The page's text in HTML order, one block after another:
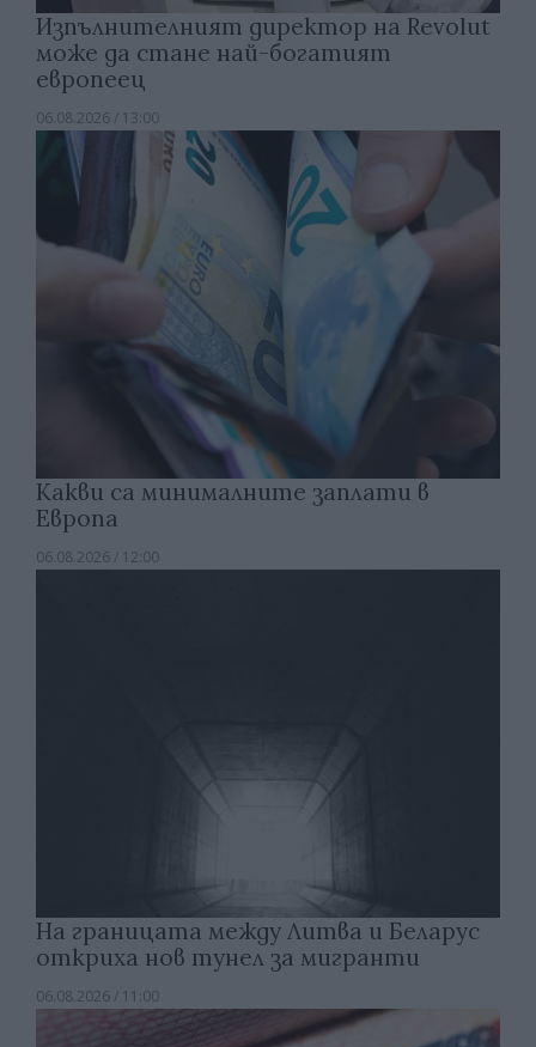
Изпълнителният директор на Revolut
може да стане най-богатият
европеец
06.08.2026 / 13:00
Какви са минималните заплати в
Европа
06.08.2026 / 12:00
На границата между Литва и Беларус
откриха нов тунел за мигранти
06.08.2026 / 11:00